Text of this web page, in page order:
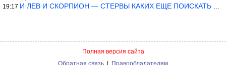
19:17 И ЛЕВ И СКОРПИОН — СТЕРВЫ КАКИХ ЕЩЕ ПОИСКАТЬ НАДО
Полная версия сайта
Обратная связь | Правообладателям